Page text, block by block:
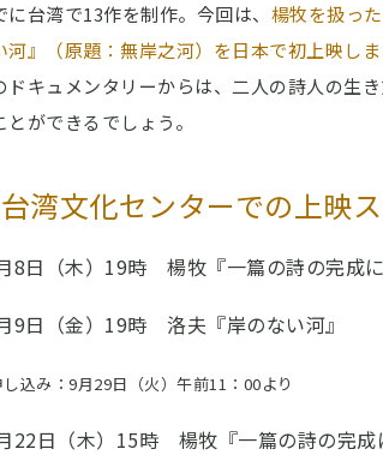
に台湾で13作を制作。今回は、 楊牧を扱っ
河』（原題：無岸之河）を日本で初上映しま
ドキュメンタリーからは、二人の詩人の生
とができるでしょう。
台湾文化センターでの上映
8日（木）19時 楊牧『一篇の詩の完成に
9日（金）19時 洛夫『岸のない河』
込み：9月29日（火）午前11：00より
22日（木）15時 楊牧『一篇の詩の完成